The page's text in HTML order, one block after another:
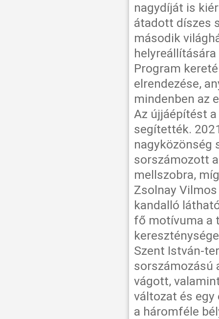
nagydíját is
átadott díszes
második
Program
elrendezése,
mindenben az
Az újjáépítést
segítették.
nagyközönség
sorszámozott
mellszobra,
Zsolnay
kandalló
fő motívuma a
Szent István-
sorszámozású
vágott,
változat és
a háromféle